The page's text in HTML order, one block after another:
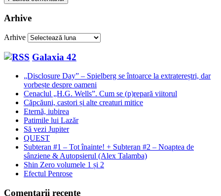
Arhive
Arhive
Galaxia 42
„Disclosure Day” – Spielberg se întoarce la extratereștri, dar
vorbește despre oameni
Cenaclul „H.G. Wells”. Cum se (p)repară viitorul
Căpcăuni, castori și alte creaturi mitice
Eternă, iubirea
Patimile lui Lazăr
Să vezi Jupiter
QUEST
Subteran #1 – Tot înainte! + Subteran #2 – Noaptea de
sânziene & Autopsierul (Alex Talamba)
Shin Zero volumele 1 și 2
Efectul Penrose
Comentarii recente